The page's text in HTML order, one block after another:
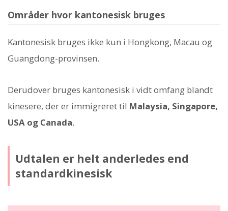
Områder hvor kantonesisk bruges
Kantonesisk bruges ikke kun i Hongkong, Macau og
Guangdong-provinsen.
Derudover bruges kantonesisk i vidt omfang blandt
kinesere, der er immigreret til Malaysia, Singapore,
USA og Canada.
Udtalen er helt anderledes end
standardkinesisk